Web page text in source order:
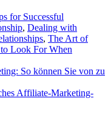
for Successful
, Dealing with
, The Art of
Look For When
So können Sie von zu
Affiliate-Marketing-